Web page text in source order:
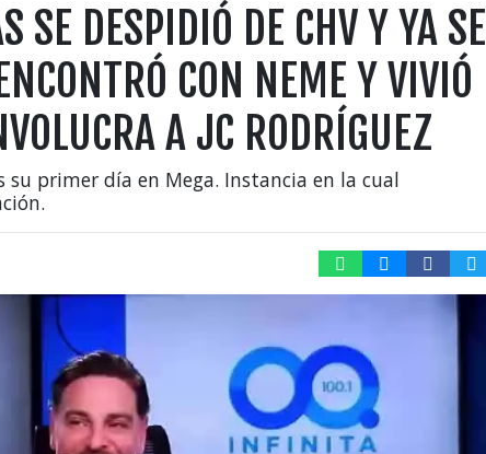
SE DESPIDIÓ DE CHV Y YA SE
CON NEME Y VIVIÓ
A JC RODRÍGUEZ
su primer día en Mega. Instancia en la cual